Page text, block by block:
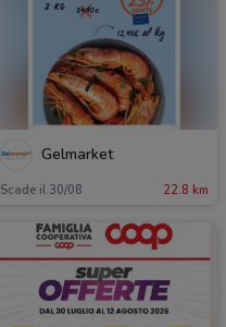
Gelmarket
Scade il 30/08 22.8 km